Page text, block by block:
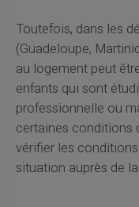
Toutefois, dans les
(Guadeloupe,
au logement peut
enfants qui sont
professionnelle ou
certaines conditions
vérifier les
situation auprès de la